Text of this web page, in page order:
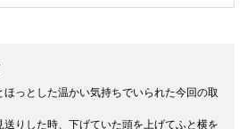
っとした温かい気持ちでいられた今回の取
送りした時、下げていた頭を上げてふと横を